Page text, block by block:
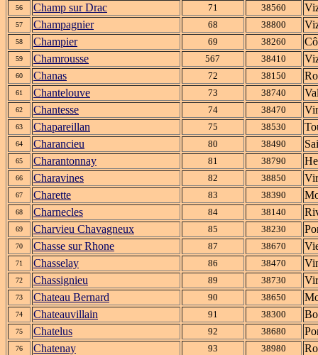
56 Champ sur Drac 71 38560
57 Champagnier 68 38800
58 Champier 69 38260
59 Chamrousse 567 38410
60 Chanas 72 38150
61 Chantelouve 73 38740
62 Chantesse 74 38470
63 Chapareillan 75 38530
64 Charancieu 80 38490
65 Charantonnay 81 38790
66 Charavines 82 38850
67 Charette 83 38390
68 Charnecles 84 38140
69 Charvieu Chavagneux 85 38230
70 Chasse sur Rhone 87 38670
71 Chasselay 86 38470
72 Chassignieu 89 38730
73 Chateau Bernard 90 38650
74 Chateauvillain 91 38300
75 Chatelus 92 38680
76 Chatenay 93 38980